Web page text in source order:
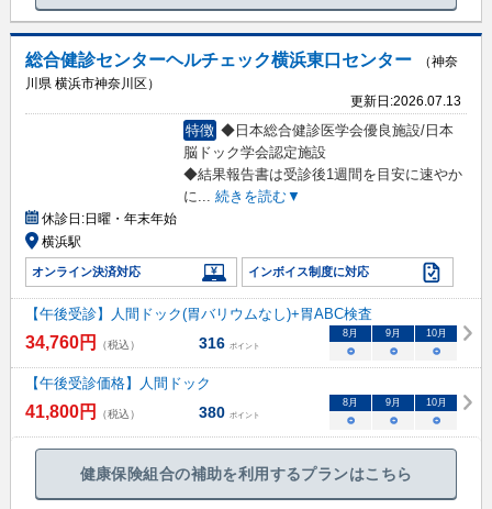
総合健診センターヘルチェック横浜東口センター
（神奈
川県 横浜市神奈川区）
更新日:2026.07.13
特徴 ◆日本総合健診医学会優良施設/日本
脳ドック学会認定施設
◆結果報告書は受診後1週間を目安に速やか
に
続きを読む▼
休診日:日曜・年末年始
横浜駅
オンライン決済対応 インボイス制度に対応
【午後受診】人間ドック(胃バリウムなし)+胃ABC検査
34,760円 （税込） 316 ポイント
8 月 9 月 10月
○ ○ ○
【午後受診価格】人間ドック
41,800円 （税込） 380 ポイント
8 月 9 月 10月
○ ○ ○
健康保険組合の補助を利用するプランはこちら